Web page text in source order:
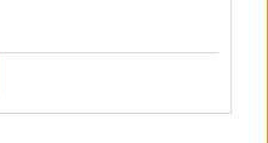
értékű